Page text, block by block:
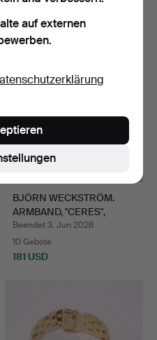
2.057 USD
BJÖRN WECKSTRÖM.
ARMBAND, "CERES",
LAPPONI…
Beendet 3. Jun 2026
10 Gebote
181 USD
auf externen